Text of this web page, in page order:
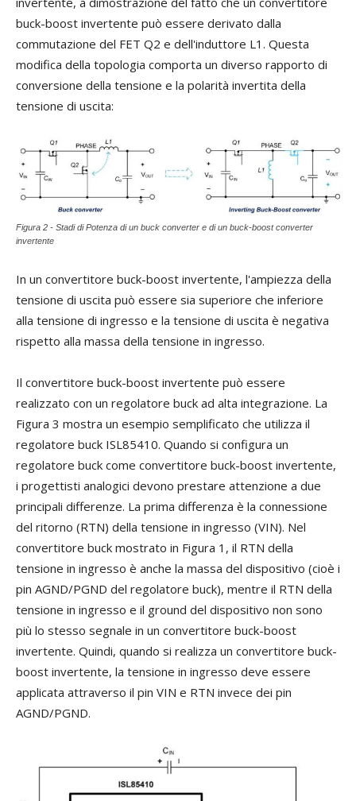
buck-boost invertente può essere derivato dalla
commutazione del FET Q2 e dell'induttore L1. Questa
modifica della topologia comporta un diverso rapporto di
conversione della tensione e la polarità invertita della
tensione di uscita:
Figura 2 - Stadi di Potenza di un buck converter e di un buck-boost converter
invertente
In un convertitore buck-boost invertente, l'ampiezza della
tensione di uscita può essere sia superiore che inferiore
alla tensione di ingresso e la tensione di uscita è negativa
rispetto alla massa della tensione in ingresso.
Il convertitore buck-boost invertente può essere
realizzato con un regolatore buck ad alta integrazione. La
Figura 3 mostra un esempio semplificato che utilizza il
regolatore buck ISL85410. Quando si configura un
regolatore buck come convertitore buck-boost invertente,
i progettisti analogici devono prestare attenzione a due
principali differenze. La prima differenza è la connessione
del ritorno (RTN) della tensione in ingresso (VIN). Nel
convertitore buck mostrato in Figura 1, il RTN della
tensione in ingresso è anche la massa del dispositivo (cioè i
pin AGND/PGND del regolatore buck), mentre il RTN della
tensione in ingresso e il ground del dispositivo non sono
più lo stesso segnale in un convertitore buck-boost
invertente. Quindi, quando si realizza un convertitore buck-
boost invertente, la tensione in ingresso deve essere
applicata attraverso il pin VIN e RTN invece dei pin
AGND/PGND.